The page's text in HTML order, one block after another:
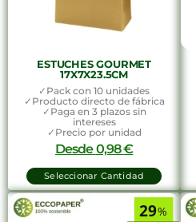
ESTUCHES GOURMET
17X7X23.5CM
✓Pack con 10 unidades
✓Producto directo de fábrica
✓Paga en 3 plazos sin
intereses
✓Precio por unidad
Desde0,98€
Seleccionar Cantidad
%
29